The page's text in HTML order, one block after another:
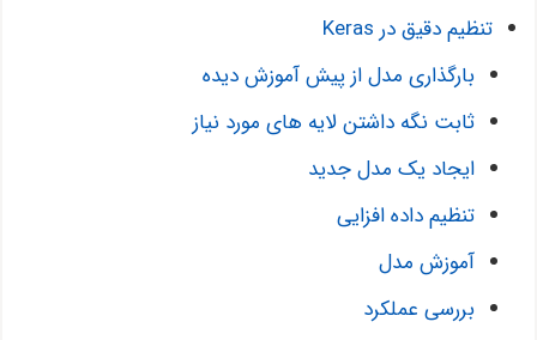
تنظیم دقیق در Keras
بارگذاری مدل از پیش آموزش دیده
ثابت نگه داشتن لایه های مورد نیاز
ایجاد یک مدل جدید
تنظیم داده افزایی
آموزش مدل
بررسی عملکرد